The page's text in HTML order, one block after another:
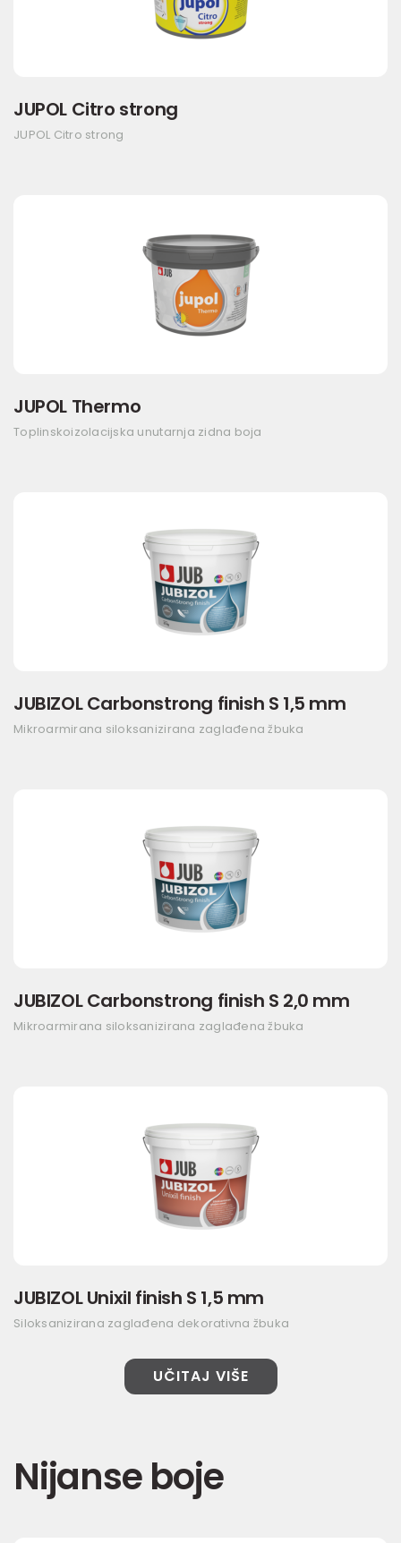
JUPOL Citro strong
JUPOL Citro strong
JUPOL Thermo
Toplinskoizolacijska unutarnja zidna boja
JUBIZOL Carbonstrong finish S 1,5 mm
Mikroarmirana siloksanizirana zaglađena žbuka
JUBIZOL Carbonstrong finish S 2,0 mm
Mikroarmirana siloksanizirana zaglađena žbuka
JUBIZOL Unixil finish S 1,5 mm
Siloksanizirana zaglađena dekorativna žbuka
UČITAJ VIŠE
Nijanse boje